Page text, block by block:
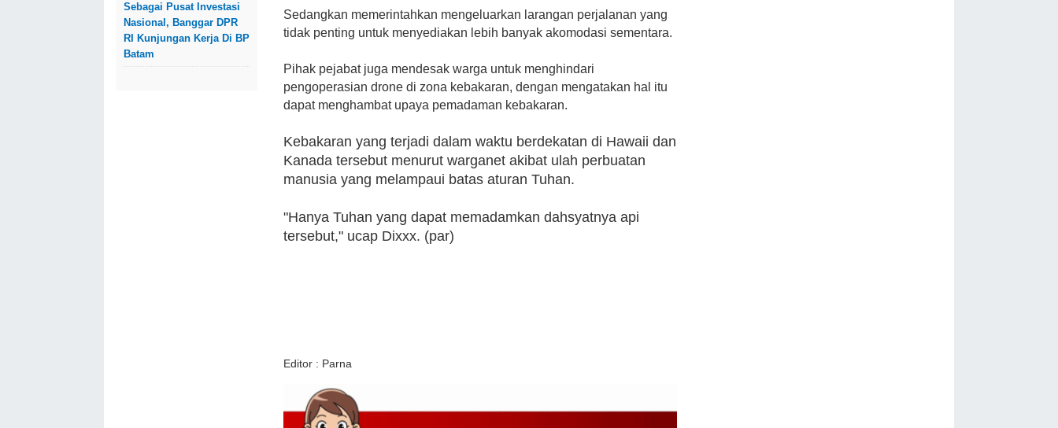
Sebagai Pusat Investasi
Nasional, Banggar DPR
RI Kunjungan Kerja Di BP
Batam
Sedangkan memerintahkan mengeluarkan larangan perjalanan yang
tidak penting untuk menyediakan lebih banyak akomodasi sementara.
Pihak pejabat juga mendesak warga untuk menghindari
pengoperasian drone di zona kebakaran, dengan mengatakan hal itu
dapat menghambat upaya pemadaman kebakaran.
Kebakaran yang terjadi dalam waktu berdekatan di Hawaii dan
Kanada tersebut menurut warganet akibat ulah perbuatan
manusia yang melampaui batas aturan Tuhan.
"Hanya Tuhan yang dapat memadamkan dahsyatnya api
tersebut," ucap Dixxx. (par)
Editor : Parna